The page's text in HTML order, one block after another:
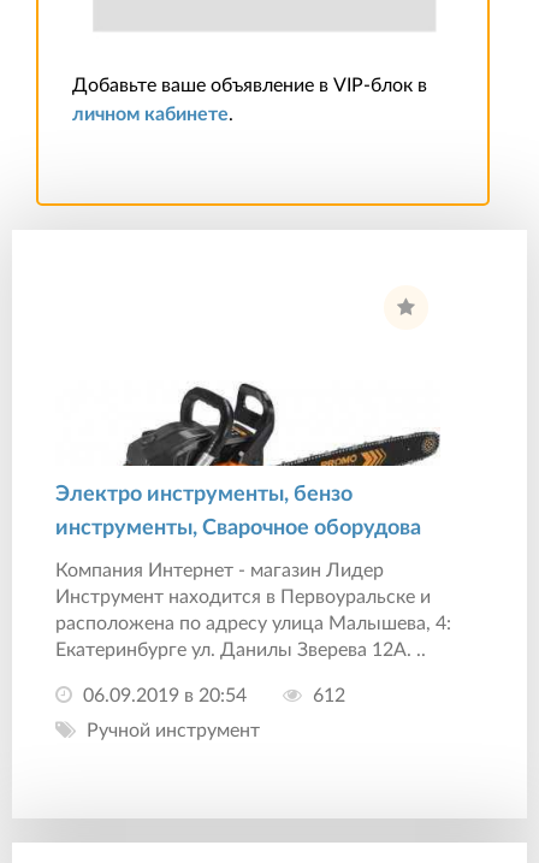
Добавьте ваше объявление в VIP-блок в
личном кабинете.
Электро инструменты, бензо
инструменты, Сварочное оборудова
Компания Интернет - магазин Лидер
Инструмент находится в Первоуральске и
расположена по адресу улица Малышева, 4:
Екатеринбурге ул. Данилы Зверева 12А. ..
06.09.2019 в 20:54
612
Ручной инструмент